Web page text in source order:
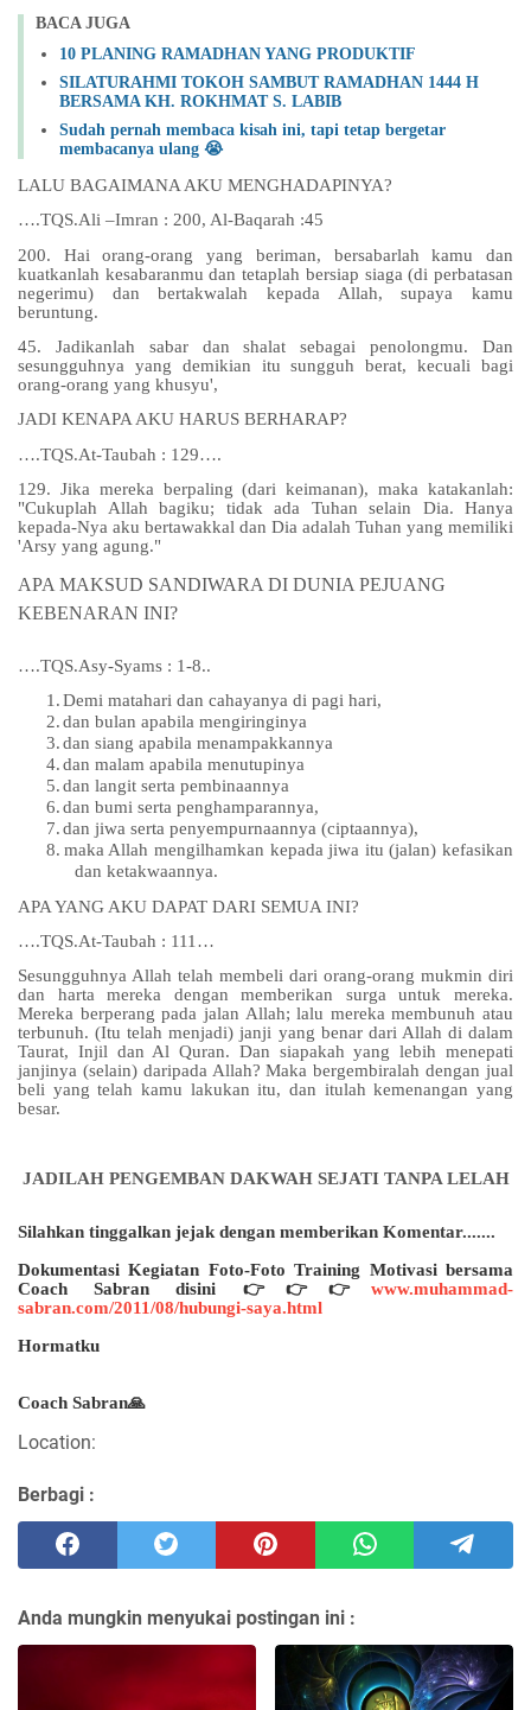
BACA JUGA
10 PLANING RAMADHAN YANG PRODUKTIF
SILATURAHMI TOKOH SAMBUT RAMADHAN 1444 H
BERSAMA KH. ROKHMAT S. LABIB
Sudah pernah membaca kisah ini, tapi tetap bergetar
membacanya ulang 😭
LALU BAGAIMANA AKU MENGHADAPINYA?
….TQS.Ali –Imran : 200, Al-Baqarah :45
200. Hai orang-orang yang beriman, bersabarlah kamu dan
kuatkanlah kesabaranmu dan tetaplah bersiap siaga (di perbatasan
negerimu) dan bertakwalah kepada Allah, supaya kamu
beruntung.
45. Jadikanlah sabar dan shalat sebagai penolongmu. Dan
sesungguhnya yang demikian itu sungguh berat, kecuali bagi
orang-orang yang khusyu',
JADI KENAPA AKU HARUS BERHARAP?
….TQS.At-Taubah : 129….
129. Jika mereka berpaling (dari keimanan), maka katakanlah:
"Cukuplah Allah bagiku; tidak ada Tuhan selain Dia. Hanya
kepada-Nya aku bertawakkal dan Dia adalah Tuhan yang memiliki
'Arsy yang agung."
APA MAKSUD SANDIWARA DI DUNIA PEJUANG
KEBENARAN INI?
….TQS.Asy-Syams : 1-8..
1.Demi matahari dan cahayanya di pagi hari,
2.dan bulan apabila mengiringinya
3.dan siang apabila menampakkannya
4.dan malam apabila menutupinya
5.dan langit serta pembinaannya
6.dan bumi serta penghamparannya,
7.dan jiwa serta penyempurnaannya (ciptaannya),
8. maka Allah mengilhamkan kepada jiwa itu (jalan) kefasikan
dan ketakwaannya.
APA YANG AKU DAPAT DARI SEMUA INI?
….TQS.At-Taubah : 111…
Sesungguhnya Allah telah membeli dari orang-orang mukmin diri
dan harta mereka dengan memberikan surga untuk mereka.
Mereka berperang pada jalan Allah; lalu mereka membunuh atau
terbunuh. (Itu telah menjadi) janji yang benar dari Allah di dalam
Taurat, Injil dan Al Quran. Dan siapakah yang lebih menepati
janjinya (selain) daripada Allah? Maka bergembiralah dengan jual
beli yang telah kamu lakukan itu, dan itulah kemenangan yang
besar.
JADILAH PENGEMBAN DAKWAH SEJATI TANPA LELAH
Silahkan tinggalkan jejak dengan memberikan Komentar.......
Dokumentasi Kegiatan Foto-Foto Training Motivasi bersama
Coach Sabran disini 👉👉👉 www.muhammad-
sabran.com/2011/08/hubungi-saya.html
Hormatku
Coach Sabran🙏
Location:
Berbagi :
Anda mungkin menyukai postingan ini :